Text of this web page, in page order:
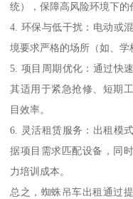
统），保障高风险环境下的
4. 环保与低干扰：电动或
境要求严格的场所（如、学
5. 项目周期优化：通过快
其适用于紧急抢修、短期
目效率。
6. 灵活租赁服务：出租模
据项目需求匹配设备，同
力培训成本。
总之，蜘蛛吊车出租通过